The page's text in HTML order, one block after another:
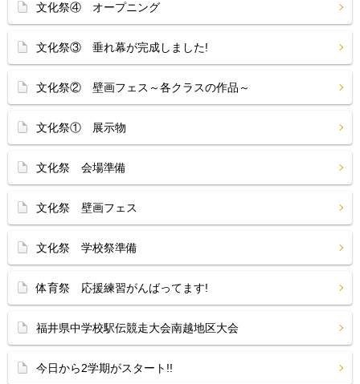
文化祭④ オープニング
文化祭③ 垂れ幕が完成しました!
文化祭② 壁画フェス～各クラスの作品～
文化祭① 展示物
文化祭 会場準備
文化祭 壁画フェス
文化祭 学校祭準備
体育祭 応援練習がんばってます!
福井県中学校駅伝競走大会南越地区大会
今日から2学期がスタート!!